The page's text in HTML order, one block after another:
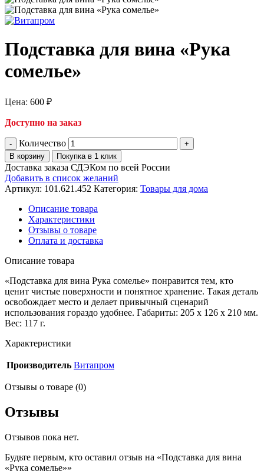
Подставка для вина «Рука
сомелье»
Цена: 600 ₽
Доступно на заказ
Количество
В корзину Покупка в 1 клик
Доставка заказа СДЭКом по всей России
Добавить в список желаний
Артикул: 101.621.452 Категория: Товары для дома
Описание товара
Характеристики
Отзывы о товаре
Оплата и доставка
Описание товара
«Подставка для вина Рука сомелье» понравится тем, кто
ценит чистые поверхности и понятное хранение. Такая деталь
освобождает место и делает привычный сценарий
использования гораздо удобнее. Габариты: 205 x 126 x 210 мм.
Вес: 117 г.
Характеристики
Производитель Витапром
Отзывы о товаре (0)
Отзывы
Отзывов пока нет.
Будьте первым, кто оставил отзыв на «Подставка для вина
«Рука сомелье»»